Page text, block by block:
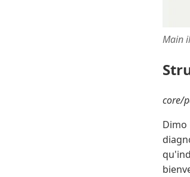
Main
core/
Dimo